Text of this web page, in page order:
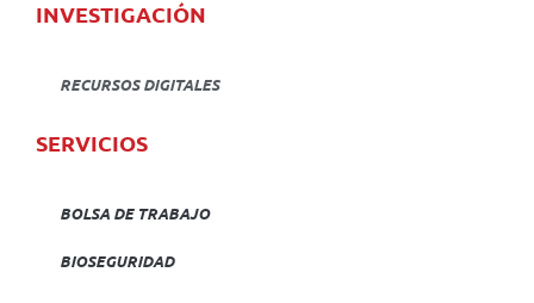
INVESTIGACIÓN
RECURSOS DIGITALES
SERVICIOS
BOLSA DE TRABAJO
BIOSEGURIDAD